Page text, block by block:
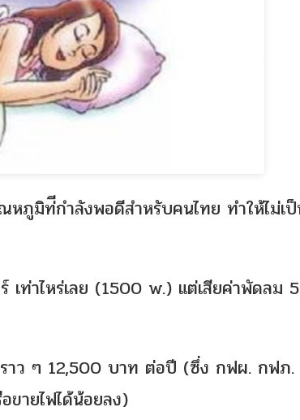
หภูมิท่ีกำลังพอดีสำหรับคนไทย ทำให้ไม่เ
เท่าไหร่เลย (1500 w.) แต่เสียค่าพัดลม
ราว ๆ 12,500 บาท ต่อปี (ซึ่ง กฟผ. กฟภ.
ขายไฟได้น้อยลง)